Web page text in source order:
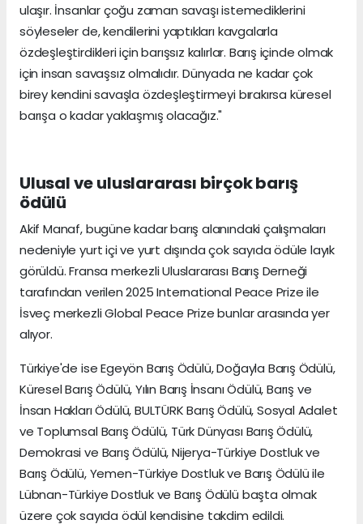
ulaşır. İnsanlar çoğu zaman savaşı istemediklerini
söyleseler de, kendilerini yaptıkları kavgalarla
özdeşleştirdikleri için barışsız kalırlar. Barış içinde olmak
için insan savaşsız olmalıdır. Dünyada ne kadar çok
birey kendini savaşla özdeşleştirmeyi bırakırsa küresel
barışa o kadar yaklaşmış olacağız."
Ulusal ve uluslararası birçok barış
ödülü
Akif Manaf, bugüne kadar barış alanındaki çalışmaları
nedeniyle yurt içi ve yurt dışında çok sayıda ödüle layık
görüldü. Fransa merkezli Uluslararası Barış Derneği
tarafından verilen 2025 International Peace Prize ile
İsveç merkezli Global Peace Prize bunlar arasında yer
alıyor.
Türkiye'de ise Egeyön Barış Ödülü, Doğayla Barış Ödülü,
Küresel Barış Ödülü, Yılın Barış İnsanı Ödülü, Barış ve
İnsan Hakları Ödülü, BULTÜRK Barış Ödülü, Sosyal Adalet
ve Toplumsal Barış Ödülü, Türk Dünyası Barış Ödülü,
Demokrasi ve Barış Ödülü, Nijerya-Türkiye Dostluk ve
Barış Ödülü, Yemen-Türkiye Dostluk ve Barış Ödülü ile
Lübnan-Türkiye Dostluk ve Barış Ödülü başta olmak
üzere çok sayıda ödül kendisine takdim edildi.